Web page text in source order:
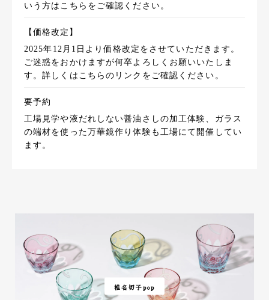
いう方はこちらをご確認ください。
【価格改定】
2025年12月1日より価格改定をさせていただきます。
ご迷惑をおかけますが何卒よろしくお願いいたしま
す。詳しくはこちらのリンクをご確認ください。
要予約
工場見学や液だれしない醤油さしの加工体験、ガラス
の端材を使った万華鏡作り体験も工場にて開催してい
ます。
椎名切子pop